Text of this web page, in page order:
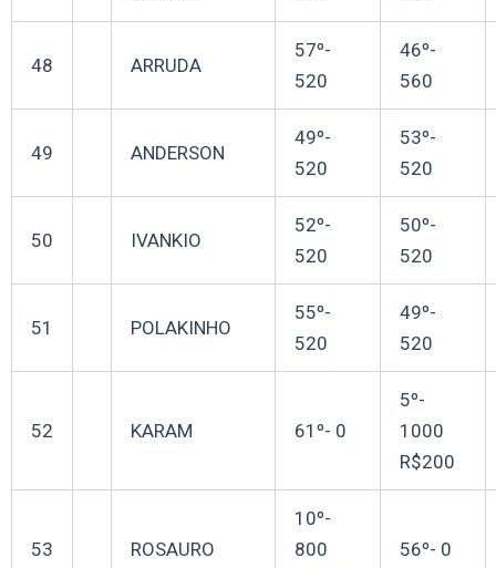
48 ARRUDA
57º-
520
46º-
560
49 ANDERSON
49º-
520
53º-
520
50 IVANKIO
52º-
520
50º-
520
51 POLAKINHO
55º-
520
49º-
520
52 KARAM 61º- 0
5º-
1000
R$200
53 ROSAURO
10º-
800
56º- 0